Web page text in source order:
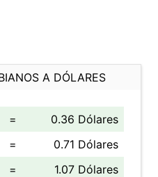
A DÓLARES
=
0.36 Dólares
=
0.71 Dólares
=
1.07 Dólares